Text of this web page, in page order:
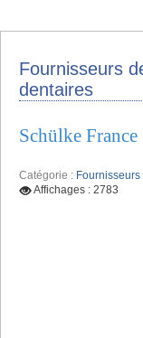
Fournisseurs
dentaires
Schülke France
Catégorie : Fournisseurs
Affichages : 2783